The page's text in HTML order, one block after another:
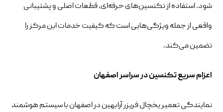
شود. استفاده از تکنسین‌های حرفه‌ای، قطعات اصلی و پشتیبانی
واقعی از جمله ویژگی‌هایی است که کیفیت خدمات این مرکز را
تضمین می‌کند.
اعزام سریع تکنسین در سراسر اصفهان
نمایندگی تعمیر یخچال فریزر آرابهین در اصفهان با سیستم هوشمند